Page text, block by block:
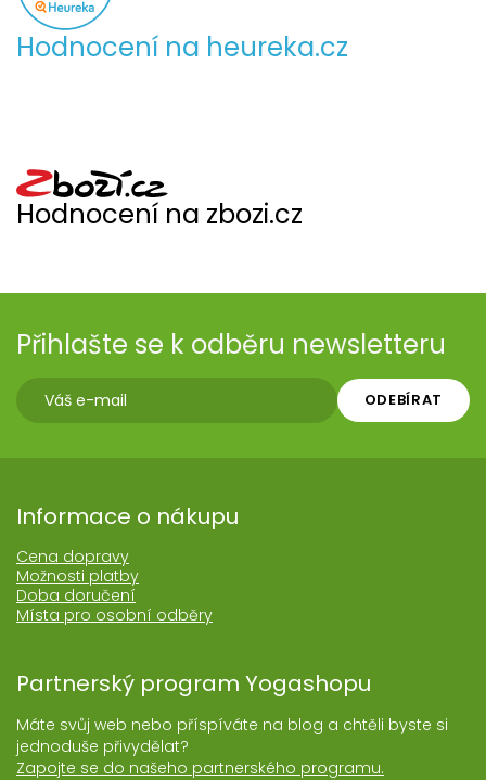
Hodnocení na heureka.cz
Hodnocení na zbozi.cz
Přihlašte se k odběru newsletteru
ODEBÍRAT
Informace o nákupu
Cena dopravy
Možnosti platby
Doba doručení
Místa pro osobní odběry
Partnerský program Yogashopu
Máte svůj web nebo příspíváte na blog a chtěli byste si
jednoduše přivydělat?
Zapojte se do našeho partnerského programu.